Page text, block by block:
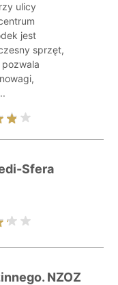
ulicy
jest
sprzęt,
pozwala
Sfera
NZOZ